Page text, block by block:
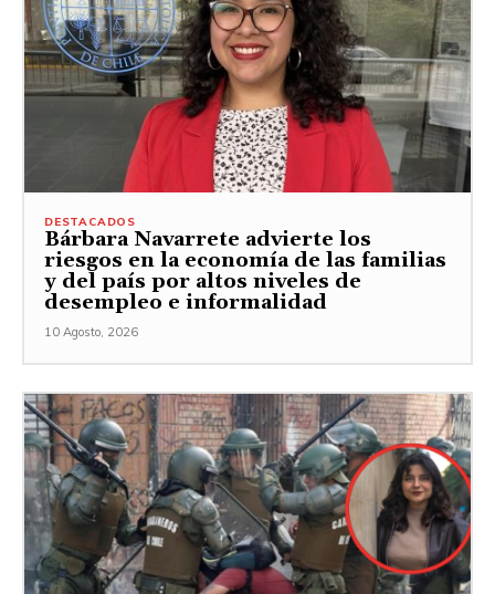
DESTACADOS
Bárbara Navarrete advierte los
riesgos en la economía de las familias
y del país por altos niveles de
desempleo e informalidad
10 Agosto, 2026